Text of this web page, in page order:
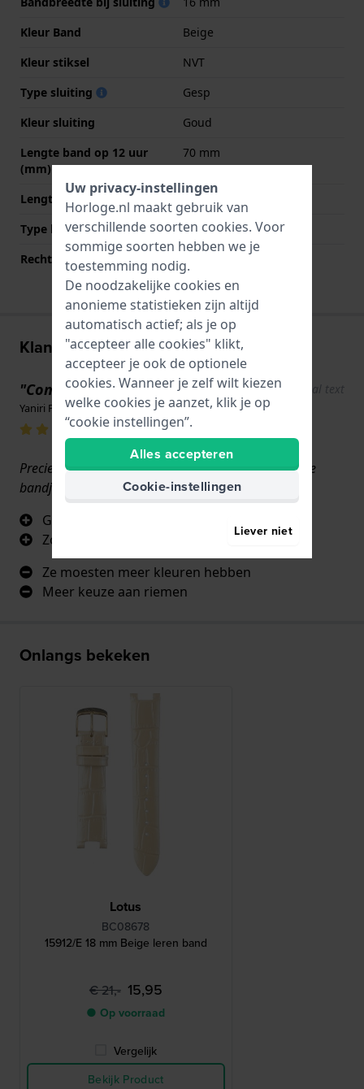
Kleur Band
Beige
Kleur stiksel
NVT
Type sluiting
Gesp
Kleur sluiting
Goud
Lengte band op 12 uur
(mm)
70 mm
Lengte band op 6 uur (mm)
110 mm
Type bevestiging
Schroef
Rechte bandaanzet
Klantenreviews
"Comfortabel" Show original text
Yaniri Perez · 17 juni 2022
Precies zoals ik had verwacht en net als het originele
bandje dat bij het horloge werd geleverd.
Gemakkelijk te verwisselen
Zoals te zien op de foto's
Ze moesten meer kleuren hebben
Meer keuze aan riemen
Onlangs bekeken
Lotus
BC08678
15912/E 18 mm Beige leren band
€ 21,- 15,95
● Op voorraad
Vergelijk
Bekijk Product
Uw privacy-instellingen
Horloge.nl maakt gebruik van
verschillende soorten cookies. Voor
sommige soorten hebben we je
toestemming nodig.
De noodzakelijke cookies en
anonieme statistieken zijn altijd
automatisch actief; als je op
"accepteer alle cookies" klikt,
accepteer je ook de optionele
cookies. Wanneer je zelf wilt kiezen
welke cookies je aanzet, klik je op
“cookie instellingen”.
Alles accepteren
Cookie-instellingen
Liever niet